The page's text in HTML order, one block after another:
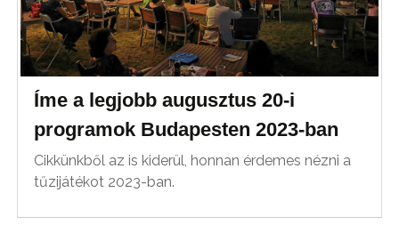
Íme a legjobb augusztus 20-i
programok Budapesten 2023-ban
Cikkünkből az is kiderül, honnan érdemes nézni a
tűzijátékot 2023-ban.